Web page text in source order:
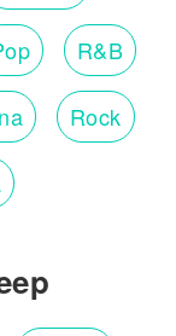
R&B
Rock